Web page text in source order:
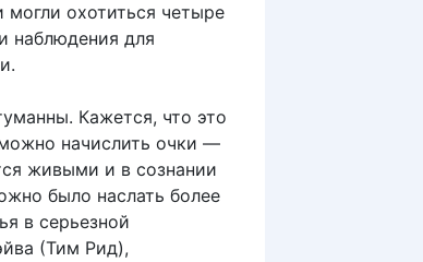
могли охотиться четыре
наблюдения для
Кажется, что это
начислить очки —
живыми и в сознании
было наслать более
в серьезной
(Тим Рид),